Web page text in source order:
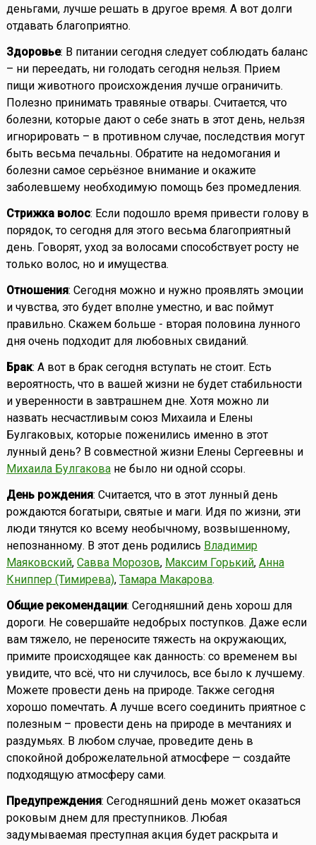
деньгами, лучше решать в другое время. А вот долги
отдавать благоприятно.
Здоровье: В питании сегодня следует соблюдать баланс
– ни переедать, ни голодать сегодня нельзя. Прием
пищи животного происхождения лучше ограничить.
Полезно принимать травяные отвары. Считается, что
болезни, которые дают о себе знать в этот день, нельзя
игнорировать – в противном случае, последствия могут
быть весьма печальны. Обратите на недомогания и
болезни самое серьёзное внимание и окажите
заболевшему необходимую помощь без промедления.
Стрижка волос: Если подошло время привести голову в
порядок, то сегодня для этого весьма благоприятный
день. Говорят, уход за волосами способствует росту не
только волос, но и имущества.
Отношения: Сегодня можно и нужно проявлять эмоции
и чувства, это будет вполне уместно, и вас поймут
правильно. Скажем больше - вторая половина лунного
дня очень подходит для любовных свиданий.
Брак: А вот в брак сегодня вступать не стоит. Есть
вероятность, что в вашей жизни не будет стабильности
и уверенности в завтрашнем дне. Хотя можно ли
назвать несчастливым союз Михаила и Елены
Булгаковых, которые поженились именно в этот
лунный день? В совместной жизни Елены Сергеевны и
Михаила Булгаковане было ни одной ссоры.
День рождения: Считается, что в этот лунный день
рождаются богатыри, святые и маги. Идя по жизни, эти
люди тянутся ко всему необычному, возвышенному,
непознанному. В этот день родились Владимир
Маяковский, Савва Морозов, Максим Горький, Анна
Книппер (Тимирева), Тамара Макарова.
Общие рекомендации: Сегодняшний день хорош для
дороги. Не совершайте недобрых поступков. Даже если
вам тяжело, не переносите тяжесть на окружающих,
примите происходящее как данность: со временем вы
увидите, что всё, что ни случилось, все было к лучшему.
Можете провести день на природе. Также сегодня
хорошо помечтать. А лучше всего соединить приятное с
полезным – провести день на природе в мечтаниях и
раздумьях. В любом случае, проведите день в
спокойной доброжелательной атмосфере — создайте
подходящую атмосферу сами.
Предупреждения: Сегодняшний день может оказаться
роковым днем для преступников. Любая
задумываемая преступная акция будет раскрыта и